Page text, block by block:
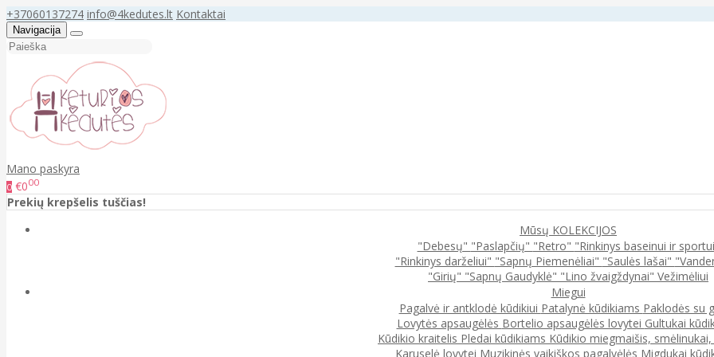
+37060137274 info@4kedutes.lt Kontaktai
Navigacija
Mano paskyra
0 €000
Prekių krepšelis tuščias!
Mūsų KOLEKCIJOS
"Debesų" "Paslapčių" "Retro" "Rinkinys baseinui ir
"Rinkinys darželiui" "Sapnų Piemenėliai" "Saulės lašai"
"Girių" "Sapnų Gaudyklė" "Lino žvaigždynai" Vežimėliui
Miegui
Pagalvė ir antklodė kūdikiui Patalynė kūdikiams Paklodės su
Lovytės apsaugėlės Bortelio apsaugėlės lovytei Gultukai
Kūdikio kraitelis Pledai kūdikiams Kūdikio miegmaišis,
Karuselė lovytei Muzikinės vaikiškos pagalvėlės Migdukai